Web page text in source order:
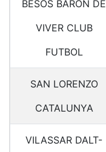
BESOS BARON DE
VIVER CLUB
FUTBOL
SAN LORENZO
CATALUNYA
VILASSAR DALT-